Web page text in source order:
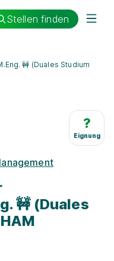
Stellen finden
🚧 (Duales Studium
?
Eignung
🚧 (Duales